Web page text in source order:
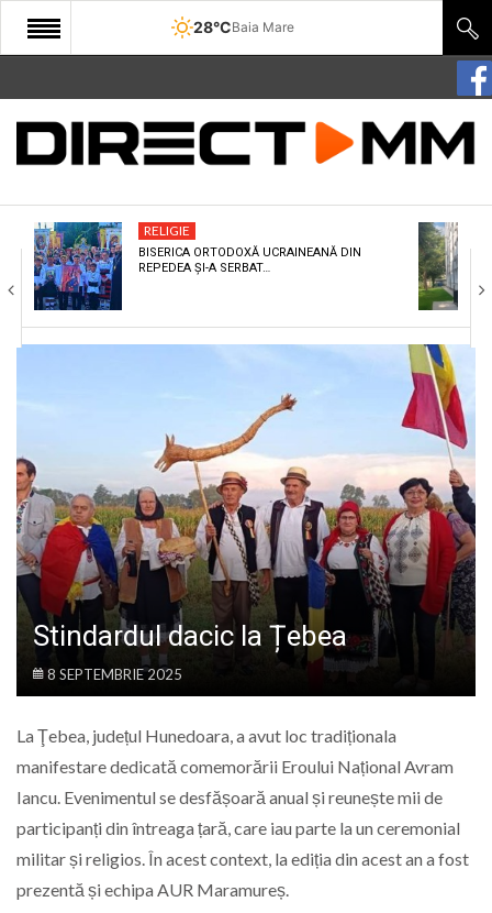
28°CBaia Mare
START
COMUNITATE
CULTURA
ECONOMIE
SANATATE
LIFE
RELIGIE
BISERICA ORTODOXĂ UCRAINEANĂ DIN
REPEDEA ȘI-A SERBAT…
Stindardul dacic la Țebea
8 SEPTEMBRIE 2025
La Ţebea, județul Hunedoara, a avut loc tradiționala
manifestare dedicată comemorării Eroului Național Avram
Iancu. Evenimentul se desfășoară anual și reunește mii de
participanți din întreaga țară, care iau parte la un ceremonial
militar și religios. În acest context, la ediția din acest an a fost
prezentă și echipa AUR Maramureș.